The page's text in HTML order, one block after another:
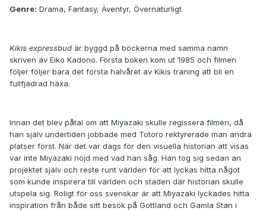
Genre: Drama, Fantasy, Äventyr, Övernaturligt
Kikis expressbud är byggd på böckerna med samma namn
skriven av Eiko Kadono. Första boken kom ut 1985 och filmen
följer följer bara det första halvåret av Kikis träning att bli en
fullfjädrad häxa.
Innan det blev påtal om att Miyazaki skulle regissera filmen, då
han själv undertiden jobbade med Totoro rektyrerade man andra
platser först. När det var dags för den visuella historian att visas
var inte Miyazaki nöjd med vad han såg. Han tog sig sedan an
projektet själv och reste runt världen för att lyckas hitta något
som kunde inspirera till världen och staden där historian skulle
utspela sig. Roligt för oss svenskar är att Miyazaki lyckades hitta
inspiration från både sitt besök på Gottland och Gamla Stan i